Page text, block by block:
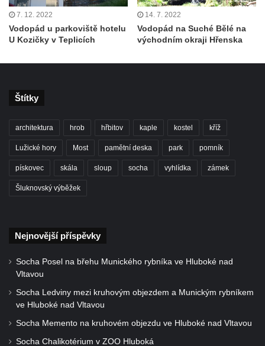
7. 12. 2022
Vodopád u parkoviště hotelu
U Kozičky v Teplicích
14. 7. 2022
Vodopád na Suché Bělé na
východním okraji Hřenska
Štítky
architektura hrob hřbitov kaple kostel kříž
Lužické hory Most pamětní deska park pomník
pískovec skála sloup socha vyhlídka zámek
Šluknovský výběžek
Nejnovější příspěvky
Socha Posel na břehu Munického rybníka ve Hluboké nad
Vltavou
Socha Ledviny mezi kruhovým objezdem a Munickým rybníkem
ve Hluboké nad Vltavou
Socha Memento na kruhovém objezdu ve Hluboké nad Vltavou
Socha Chalikotérium v ZOO Hluboká